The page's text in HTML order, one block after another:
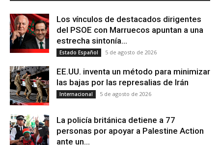
Los vínculos de destacados dirigentes
del PSOE con Marruecos apuntan a una
estrecha sintonía...
Estado Español 5 de agosto de 2026
EE.UU. inventa un método para minimizar
las bajas por las represalias de Irán
Internacional 5 de agosto de 2026
La policía británica detiene a 77
personas por apoyar a Palestine Action
ante un...